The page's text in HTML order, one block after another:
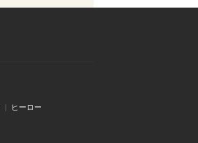
ヒーロー